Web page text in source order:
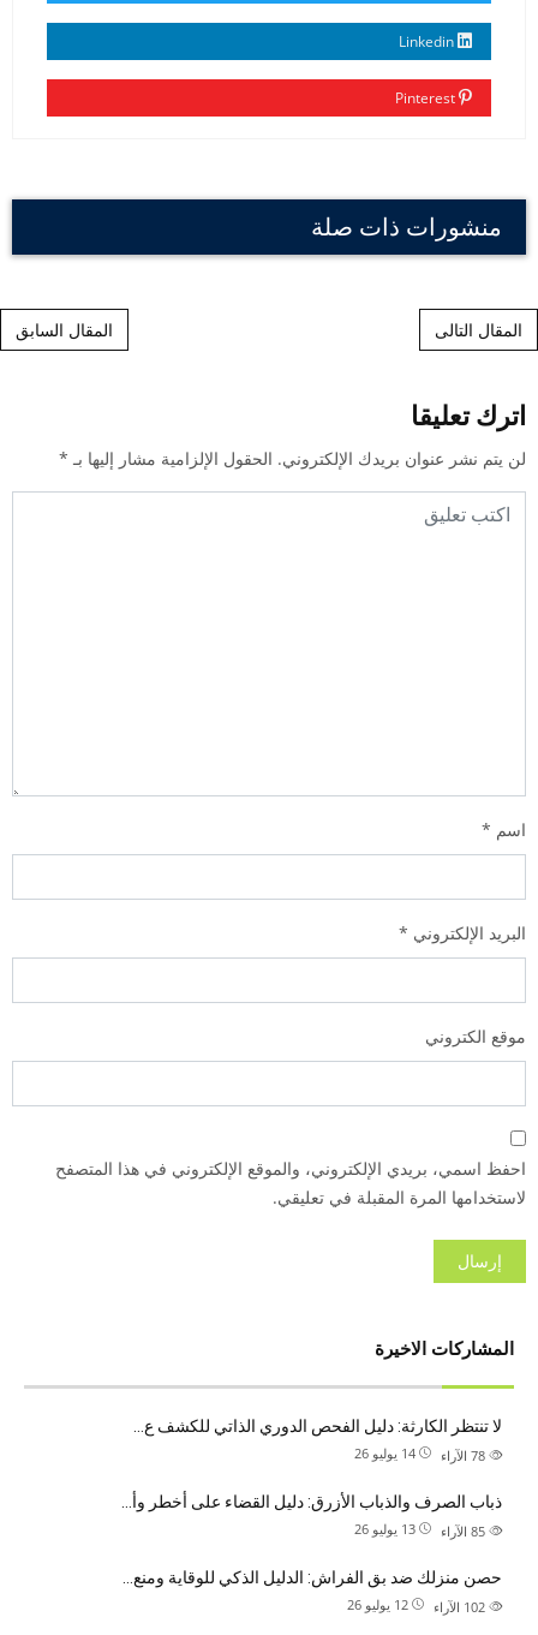
منشورات ذات صلة
Post navigation المقال السابق المقال التالى
اترك تعليقا
لن يتم نشر عنوان بريدك الإلكتروني. الحقول الإلزامية مشار إليها بـ *
اسم *
البريد الإلكتروني *
موقع الكتروني
احفظ اسمي، بريدي الإلكتروني، والموقع الإلكتروني في هذا المتصفح
لاستخدامها المرة المقبلة في تعليقي.
المشاركات الاخيرة
لا تنتظر الكارثة: دليل الفحص الدوري الذاتي للكشف ع…
14 يوليو 26 الآراء
ذباب الصرف والذباب الأزرق: دليل القضاء على أخطر وأ…
13 يوليو 26 الآراء
حصن منزلك ضد بق الفراش: الدليل الذكي للوقاية ومنع…
12 يوليو 26 الآراء